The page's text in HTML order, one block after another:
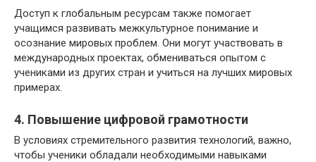
Доступ к глобальным ресурсам также помогает
учащимся развивать межкультурное понимание и
осознание мировых проблем. Они могут участвовать в
международных проектах, обмениваться опытом с
учениками из других стран и учиться на лучших мировых
примерах.
4. Повышение цифровой грамотности
В условиях стремительного развития технологий, важно,
чтобы ученики обладали необходимыми навыками